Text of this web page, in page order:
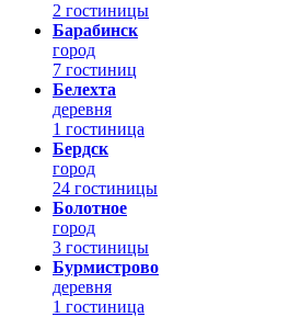
2 гостиницы
Барабинск
город
7 гостиниц
Белехта
деревня
1 гостиница
Бердск
город
24 гостиницы
Болотное
город
3 гостиницы
Бурмистрово
деревня
1 гостиница